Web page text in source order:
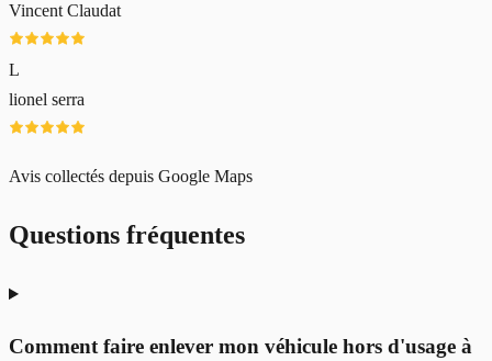
Vincent Claudat
L
lionel serra
Avis collectés depuis Google Maps
Questions fréquentes
Comment faire enlever mon véhicule hors d'usage à